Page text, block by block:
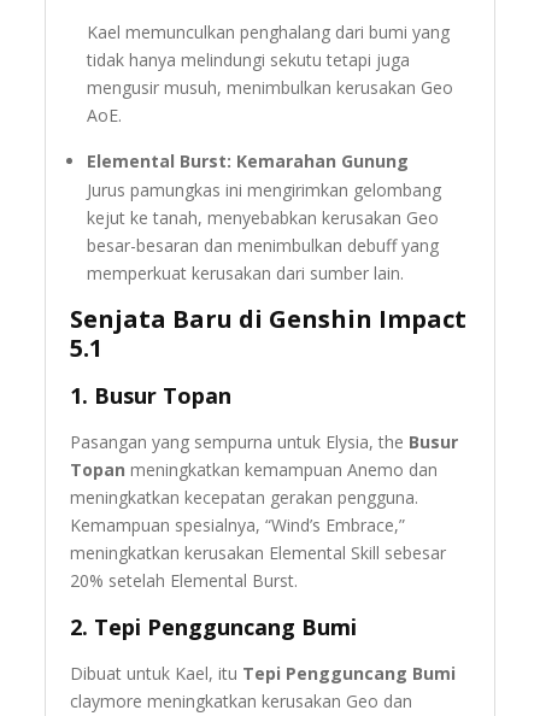
Kael memunculkan penghalang dari bumi yang
tidak hanya melindungi sekutu tetapi juga
mengusir musuh, menimbulkan kerusakan Geo
AoE.
Elemental Burst: Kemarahan Gunung
Jurus pamungkas ini mengirimkan gelombang
kejut ke tanah, menyebabkan kerusakan Geo
besar-besaran dan menimbulkan debuff yang
memperkuat kerusakan dari sumber lain.
Senjata Baru di Genshin Impact
5.1
1. Busur Topan
Pasangan yang sempurna untuk Elysia, the Busur
Topan meningkatkan kemampuan Anemo dan
meningkatkan kecepatan gerakan pengguna.
Kemampuan spesialnya, “Wind’s Embrace,”
meningkatkan kerusakan Elemental Skill sebesar
20% setelah Elemental Burst.
2. Tepi Pengguncang Bumi
Dibuat untuk Kael, itu Tepi Pengguncang Bumi
claymore meningkatkan kerusakan Geo dan